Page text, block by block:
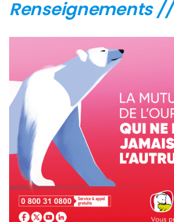
Renseignements //